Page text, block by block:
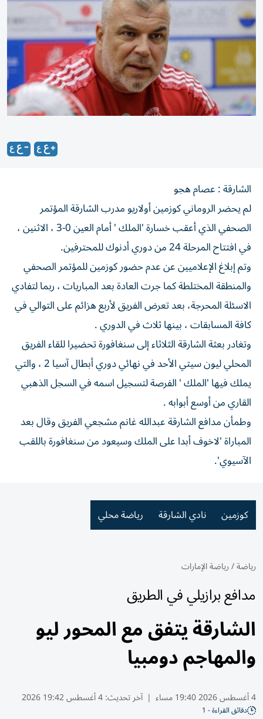
الشارقة : عصام هجو
لم يحضر الروماني كوزمين أولاريو مدرب الشارقة المؤتمر
الصحفي الذي أعقب خسارة 'الملك ' أمام العين 0-3 ، الاثنين ،
في افتتاح المرحلة 24 من دوري أدنوك للمحترفين.
وتم إبلاغ الإعلاميين عن عدم حضور كوزمين للمؤتمر الصحفي
والمنطقة المختلطة كما جرت العادة بعد المباريات ، ربما لتفادي
الاسئلة المحرجة، بعد تعرض الفريق لأربع هزائم على التوالي في
كافة المسابقات ، بينها ثلاث في الدوري .
وتغادر بعثة الشارقة الثلاثاء إلى سنغافورة تحضيرا للقاء الفريق
المحلي ليون سيتي الأحد في نهائي دوري أبطال آسيا 2 ، والتي
يملك فيها 'الملك ' الفرصة لتسجيل اسمه في السجل الذهبي
القاري من أوسع أبوابه .
وطمأن مدافع الشارقة عبدالله غانم مشجعي الفريق وقال بعد
المباراة 'لاخوف أبدا على الملك وسيعود من سنغافورة باللقب
الآسيوي'.
كوزمين نادي الشارقة رياضة محلي
رياضة/رياضة الإمارات
مدافع برازيلي في الطريق
الشارقة يتفق مع المحور ليو
والمهاجم دومبيا
4 أغسطس 2026 19:40 مساء | آخر تحديث:4 أغسطس 19:42 2026
دقائق القراءة - 1